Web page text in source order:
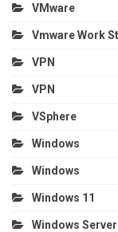
VMware
Vmware Work
VPN
VPN
VSphere
Windows
Windows
Windows 11
Windows Server